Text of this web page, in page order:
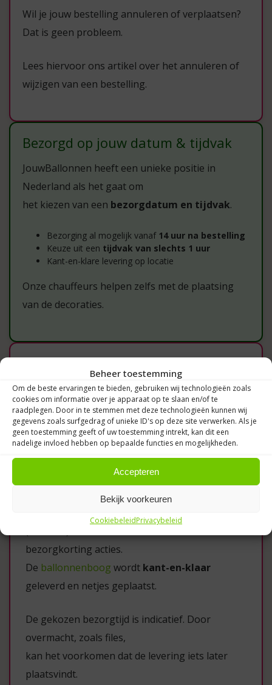
Beheer toestemming
Om de beste ervaringen te bieden, gebruiken wij technologieën zoals
cookies om informatie over je apparaat op te slaan en/of te
raadplegen. Door in te stemmen met deze technologieën kunnen wij
gegevens zoals surfgedrag of unieke ID's op deze site verwerken. Als je
geen toestemming geeft of uw toestemming intrekt, kan dit een
nadelige invloed hebben op bepaalde functies en mogelijkheden.
Accepteren
Bekijk voorkeuren
CookiebeleidPrivacybeleid
Wil je jouw bestelling annuleren of verplaatsen?
Dat is geen probleem.
Lees hiervoor ons artikel over het annuleren of
wijzigen van een bestelling.
Bezorgd op jouw datum & tijdvak
JouwBallonnen heeft een unieke positie in
Nederland als het gaat om
het kiezen van een bezorgdatum en tijdvak.
Bezorging al mogelijk vanaf 14 uur na bestelling
Keuze uit een tijdvak van slechts 1 uur
Kant-en-klare levering op locatie
Onze chauffeurs helpen zelfs met de plaatsing
van de decoraties.
Bezorging &
verantwoordelijkheden
Tijdens het afrekenen kies je zelf een gewenste
datum en tijdstip.
Onze chauffeur doet er alles aan om de
producten op het afgesproken moment te
bezorgkorting acties.
De ballonnenboog wordt kant-en-klaar
geleverd en netjes geplaatst.
De gekozen bezorgtijd is indicatief. Door
overmacht, zoals files,
kan het voorkomen dat de levering iets later
plaatsvindt.